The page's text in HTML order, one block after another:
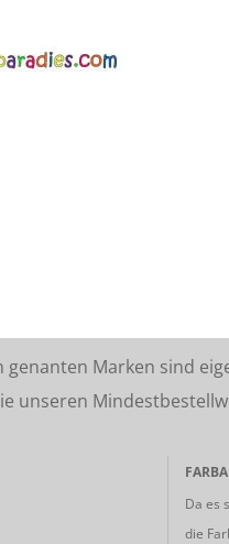
Marken sind
Da es
die